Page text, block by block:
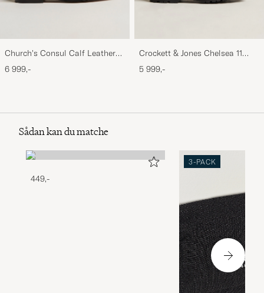
Church's Consul Calf Leather
Oxford Black
6 999,-
Crockett & Jones Chelsea 11
Black Calf Grained
5 999,-
Sådan kan du matche
449,-
3-PACK